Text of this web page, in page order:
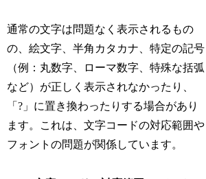
通常の文字は問題なく表示されるもの
の、絵文字、半角カタカナ、特定の記号
（例：丸数字、ローマ数字、特殊な括弧
など）が正しく表示されなかったり、
「?」に置き換わったりする場合があり
ます。これは、文字コードの対応範囲や
フォントの問題が関係しています。